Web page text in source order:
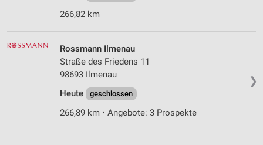
266,82 km
❯
Rossmann Ilmenau
Straße des Friedens 11
98693 Ilmenau
Heute
geschlossen
266,89 km • Angebote: 3 Prospekte
Verwendung reduzierter Daten zur Auswahl von
IAB-Besonderheiten:
Verwendung genauer Standortdaten
Geräte anhand von aktiv angeforderten
Informationen identifizieren